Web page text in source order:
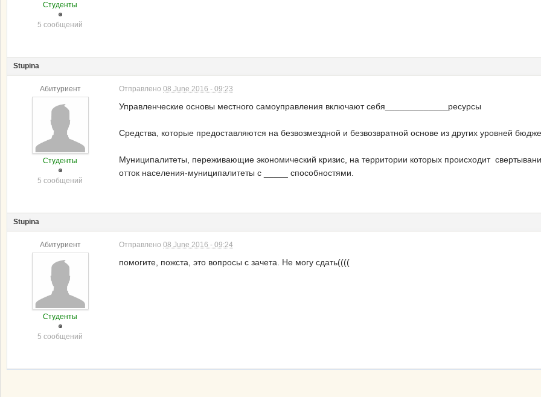
Студенты
5 сообщений
Stupina
Абитуриент
Студенты
5 сообщений
Отправлено 08 June 2016 - 09:23
Управленческие основы местного самоуправления включают себя_____________ресурсы
Средства, которые предоставляются на безвозмездной и безвозвратной основе из других уровней
Муниципалитеты, переживающие экономический кризис, на территории которых происходит
отток населения-муниципалитеты с _____ способностями.
Stupina
Абитуриент
Студенты
5 сообщений
Отправлено 08 June 2016 - 09:24
помогите, пожста, это вопросы с зачета. Не могу сдать((((